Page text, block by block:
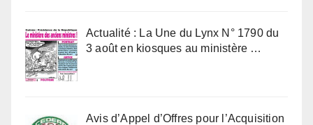
Actualité : La Une du Lynx N° 1790 du
3 août en kiosques au ministère …
Avis d’Appel d’Offres pour l’Acquisition